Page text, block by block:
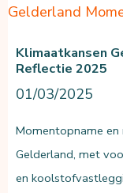
2025
Klimaatkansen
Reflectie 2025
01/03/2025
Momentopname
Gelderland, met
en